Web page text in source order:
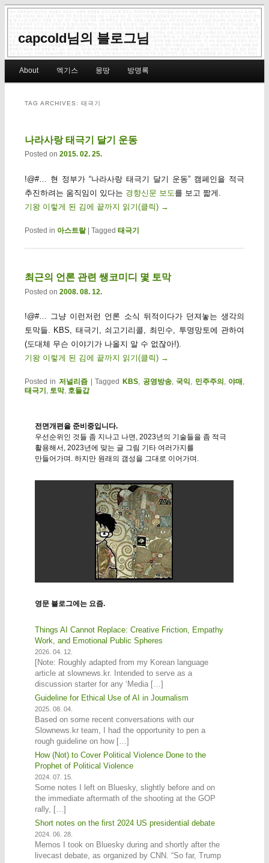
capcold님의 블로그님
Skip to primary content
Skip to secondary content
About 엑기스 몽땅 방명록
TAG ARCHIVES: 태극기
나라사랑 태극기 달기 운동
Posted on 2015. 02. 25.
!@#… 현 정부가 “나라사랑 태극기 달기 운동” 캠페인을 적극
추진하려는 움직임이 있다는 경향신문 보도 를 보고 짧게.
기왕 이렇게 된 김에 끝까지 읽기(클릭) →
Posted in 아스트랄 | Tagged 태극기
최근의 언론 관련 쌩코미디 몇 토막
Posted on 2008. 08. 12.
!@#… 그냥 이런저런 언론 소식 뒤적이다가 던져놓는 생각의
토막들. KBS, 태극기, 쇠고기리콜, 최민수, 투명망토에 관하여
(도대체 무슨 이야기가 나올지 알 수 없잖아!).
기왕 이렇게 된 김에 끝까지 읽기(클릭) →
Posted in 저널리즘 |Tagged KBS, 공영방송,국익, 민주주의 , 야매 ,
태극기 , 토막, 호들갑
전면개편을 준비중입니다.
우선순위인 것들 좀 지나고 나면, 2023년의 기술들을 좀 적극
활용해서, 2023년에 맞는 글 그림 기타 여러가지를
만들어가며. 하지만 원래의 갬성을 그대로 이어가며.
영문 블로그에는 요즘.
Things AI Cannot Replace: Creative Friction, Empathy
Work, and Emotional Public Spheres
2026. 04. 12.
[Note: Roughly adapted from my Korean language
article at slownews.kr. Intended to serve as a
discussion starter for any ‘Media […]
Guideline for Ethical Use of AI in Journalism
2025. 08. 04.
Based on some recent conversations with our
Slownews.kr team, I had the opportunity to pen a
rough guideline on how […]
How (Not) to Cover Political Violence Done to the
Prophet of Political Violence
2024. 07. 15.
Some notes I left on Bluesky, slightly before and on
the immediate aftermath of the shooting at the GOP
rally, […]
Short notes on the first 2024 US presidential debate
2024. 06. 28.
Memos I took on Bluesky during and shortly after the
livecast debate, as organized by CNN. “So far, Trump